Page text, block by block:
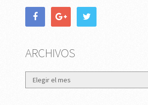
ARCHIVOS
Archivos